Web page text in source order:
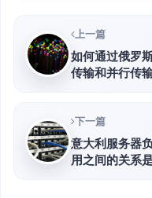
上一篇
如何通过俄罗
传输和并行传
下一篇
意大利服务器
用之间的关系